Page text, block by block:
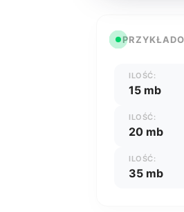
ILOŚĆ:
15 mb
ILOŚĆ:
20 mb
ILOŚĆ:
35 mb